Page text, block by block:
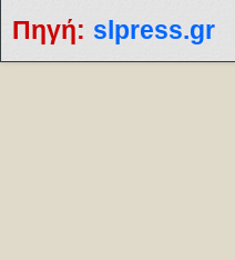
Πηγή: slpress.gr